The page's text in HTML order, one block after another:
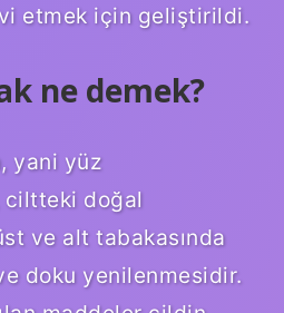
etmek için geliştirildi.
ne demek?
yani yüz
ciltteki doğal
ve alt tabakasında
doku yenilenmesidir.